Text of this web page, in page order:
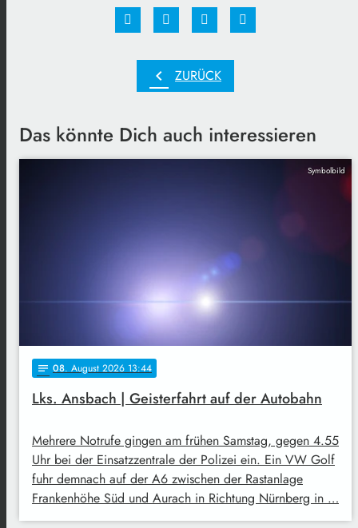
chevron_left ZURÜCK
Das könnte Dich auch interessieren
Symbolbild
notes 08. August 2026 13:44
Lks. Ansbach | Geisterfahrt auf der Autobahn
Mehrere Notrufe gingen am frühen Samstag, gegen 4.55
Uhr bei der Einsatzzentrale der Polizei ein. Ein VW Golf
fuhr demnach auf der A6 zwischen der Rastanlage
Frankenhöhe Süd und Aurach in Richtung Nürnberg in …